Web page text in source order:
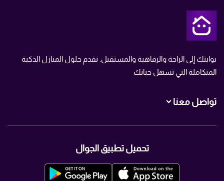
بوابتك إلى الراحة والرفاهية والمستقبل. نقدم حلول المنازل الذكية
المتكاملة التي تسهل حياتك
تواصل معنا
info@TMN.sa
تحميل تطبيق الجوال